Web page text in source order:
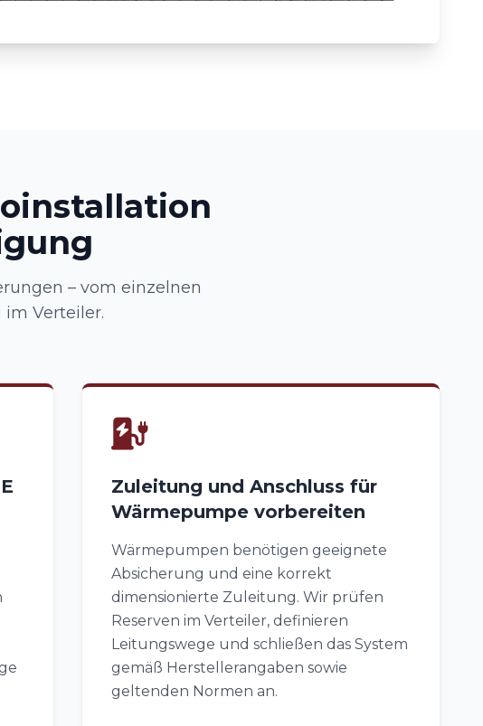
– vom einzelnen
im Verteiler.
Zuleitung und Anschluss für
Wärmepumpe vorbereiten
Wärmepumpen benötigen geeignete
Absicherung und eine korrekt
dimensionierte Zuleitung. Wir prüfen
Reserven im Verteiler, definieren
Leitungswege und schließen das System
gemäß Herstellerangaben sowie
geltenden Normen an.